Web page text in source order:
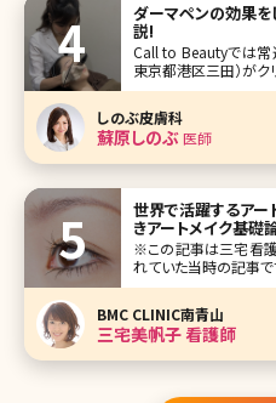
ダーマペンの効果を
説!
Call to Beautyでは常
東京都港区三田）がク
について詳しく解説し
が難しかったクレー
も意外な箇所に効果
れ
しのぶ皮膚科
蘇原しのぶ医師
世界で活躍するアー
きアートメイク基礎
※この記事は三宅看
れていた当時の記事で
せんか? 眉の形が決
いるうちにドンドン濃
なる。休日の急な来客
限って人に会う。
BMC CLINIC南青山
三宅美帆子 看護師